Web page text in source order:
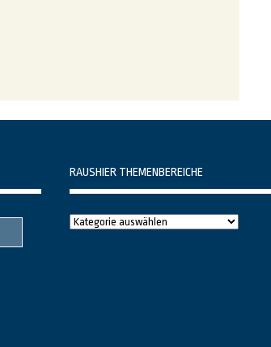
RAUSHIER THEMENBEREICHE
Raushier